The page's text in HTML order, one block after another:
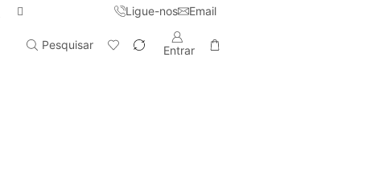
Ligue-nos Email
Pesquisar Entrar